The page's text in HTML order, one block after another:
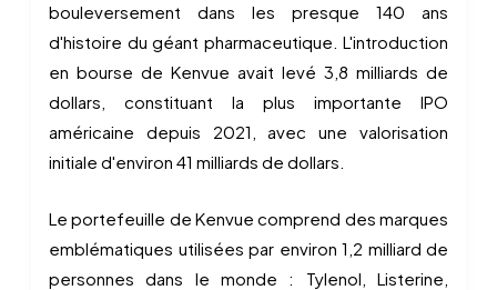
bouleversement dans les presque 140 ans
d'histoire du géant pharmaceutique. L'introduction
en bourse de Kenvue avait levé 3,8 milliards de
dollars, constituant la plus importante IPO
américaine depuis 2021, avec une valorisation
initiale d'environ 41 milliards de dollars.
Le portefeuille de Kenvue comprend des marques
emblématiques utilisées par environ 1,2 milliard de
personnes dans le monde : Tylenol, Listerine,